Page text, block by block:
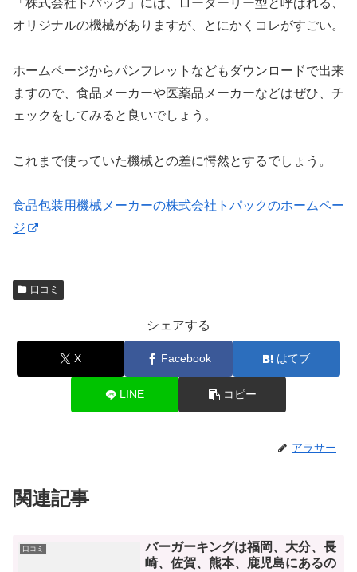
「株式会社トパック」には、ローターリー型と呼ばれる、
オリジナルの機械がありますが、とにかくコレがすごい。
ホームページからパンフレットなどもダウンロードで出来
ますので、食品メーカーや医薬品メーカーなどはぜひ、チ
ェックをしてみると良いでしょう。
これまで使っていた機械との差に愕然とするでしょう。
食品包装用機械メーカーの株式会社トパックのホームペー
ジ
口コミ
シェアする
X Facebook はてブ
LINE コピー
アラサー
関連記事
口コミ
バーガーキングは福岡、大分、長
崎、佐賀、熊本、鹿児島にあるの